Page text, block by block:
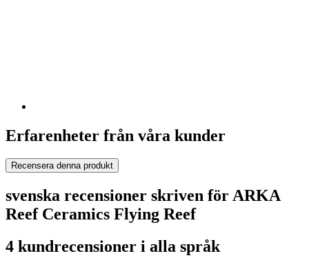
Erfarenheter från våra kunder
Recensera denna produkt
svenska recensioner skriven för ARKA
Reef Ceramics Flying Reef
4 kundrecensioner i alla språk